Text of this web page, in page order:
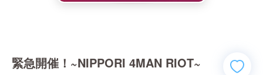
緊急開催！~NIPPORI 4MAN RIOT~